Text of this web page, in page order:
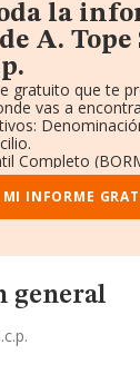
general
la
A. Tope
gratuito que te
vas a
Completo
Ventas y
y
y registral
MI INFORME